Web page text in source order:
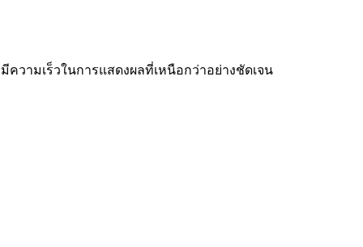
ความเร็วในการแสดงผลที่เหนือกว่าอย่างชัดเจน